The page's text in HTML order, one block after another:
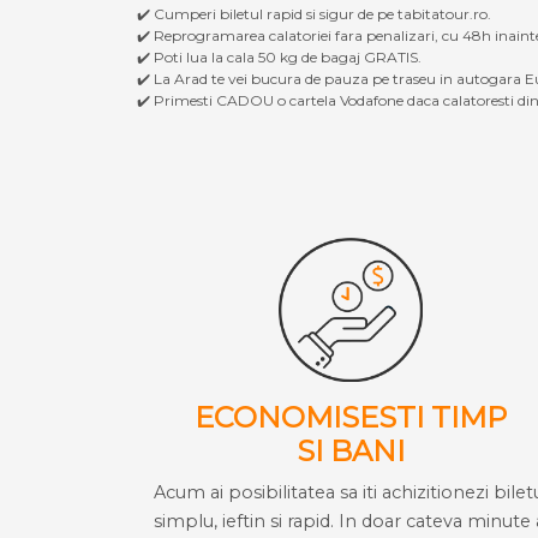
✔️ Cumperi biletul rapid si sigur de pe tabitatour.ro.
✔️ Reprogramarea calatoriei fara penalizari, cu 48h
✔️ Poti lua la cala 50 kg de bagaj GRATIS.
✔️ La Arad te vei bucura de pauza pe traseu in autogara
✔️ Primesti CADOU o cartela Vodafone daca calatoresti
ECONOMISESTI TIMP
SI BANI
Acum ai posibilitatea sa iti achizitionezi
simplu, ieftin si rapid. In doar cateva minute